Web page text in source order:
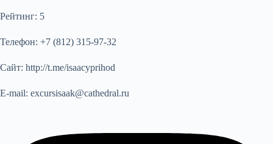
Рейтинг: 5
Телефон: +7 (812) 315-97-32
Сайт: http://t.me/isaacyprihod
E-mail: excursisaak@cathedral.ru